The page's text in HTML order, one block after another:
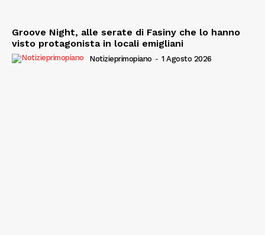
Groove Night, alle serate di Fasiny che lo hanno
visto protagonista in locali emigliani
Notizieprimopiano - 1 Agosto 2026